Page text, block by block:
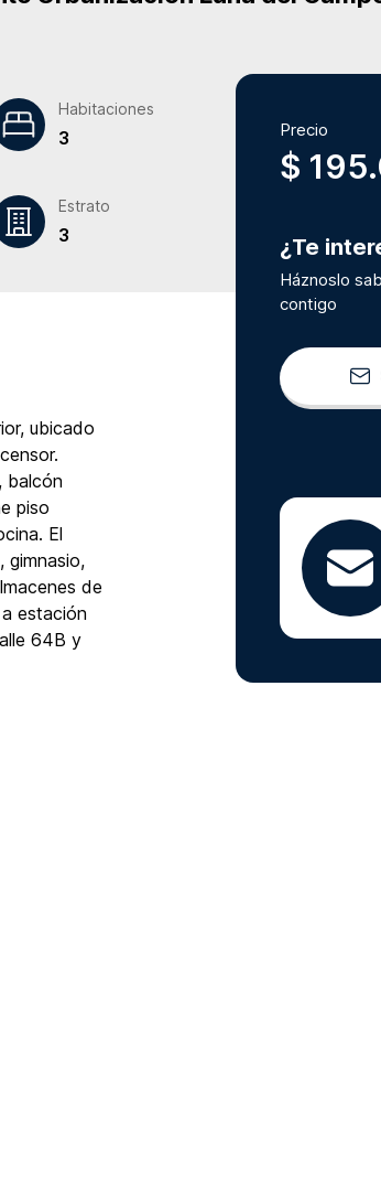
Habitaciones
3
Estrato
3
ubicado
balcón
piso
El
gimnasio,
de
estación
64B y
Precio
$
¿Te
Háznoslo
contigo